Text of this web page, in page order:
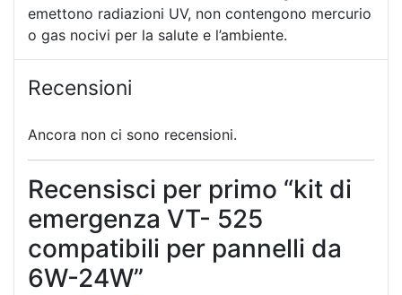
emettono radiazioni UV, non contengono mercurio
o gas nocivi per la salute e l’ambiente.
Recensioni
Ancora non ci sono recensioni.
Recensisci per primo “kit di
emergenza VT- 525
compatibili per pannelli da
6W-24W”